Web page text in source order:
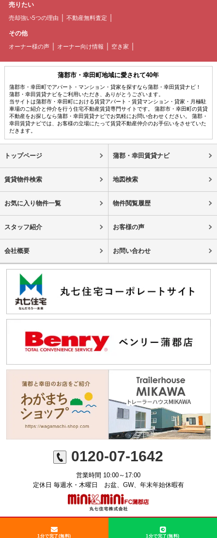
売りたい
売却強い5つの理由 不動産無料査定
その他
オーナー様の声 オーナー向け情報 空き家
蒲郡市・幸田町地域に愛されて40年
蒲郡市・幸田町でアパート・マンション・貸家を探すなら蒲郡・幸田賃貸ナビ！
蒲郡・幸田賃貸ナビをご利用いただき、ありがとうございます。
当サイトは蒲郡市・幸田町における賃貸アパート・賃貸マンション・貸家・月極駐
車場のご紹介と仲介を行う住宅不動産賃貸専門サイトです。 蒲郡市・幸田町の賃貸
不動産をお探しなら蒲郡・幸田賃貸ナビでお気軽にお問い合わせください。 蒲郡・
幸田賃貸ナビでは、お客様の立場にたって賃貸不動産仲介のお手伝いをさせていた
だきます。
トップページ 蒲郡・幸田賃貸ナビ
賃貸物件検索 地図検索
お気に入り物件一覧 物件閲覧履歴
スタッフ紹介 お客様の声
会社概要 お問い合わせ
0120-07-1642
営業時間 10:00～17:00
定休日 毎週水・木曜日 お盆、GW、年末年始休暇有
1分で完了(無料) 1分で完了(無料)